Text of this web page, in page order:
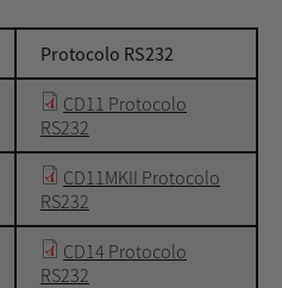
Protocolo RS232
CD11 Protocolo
RS232
CD11MKII Protocolo
RS232
CD14 Protocolo
RS232